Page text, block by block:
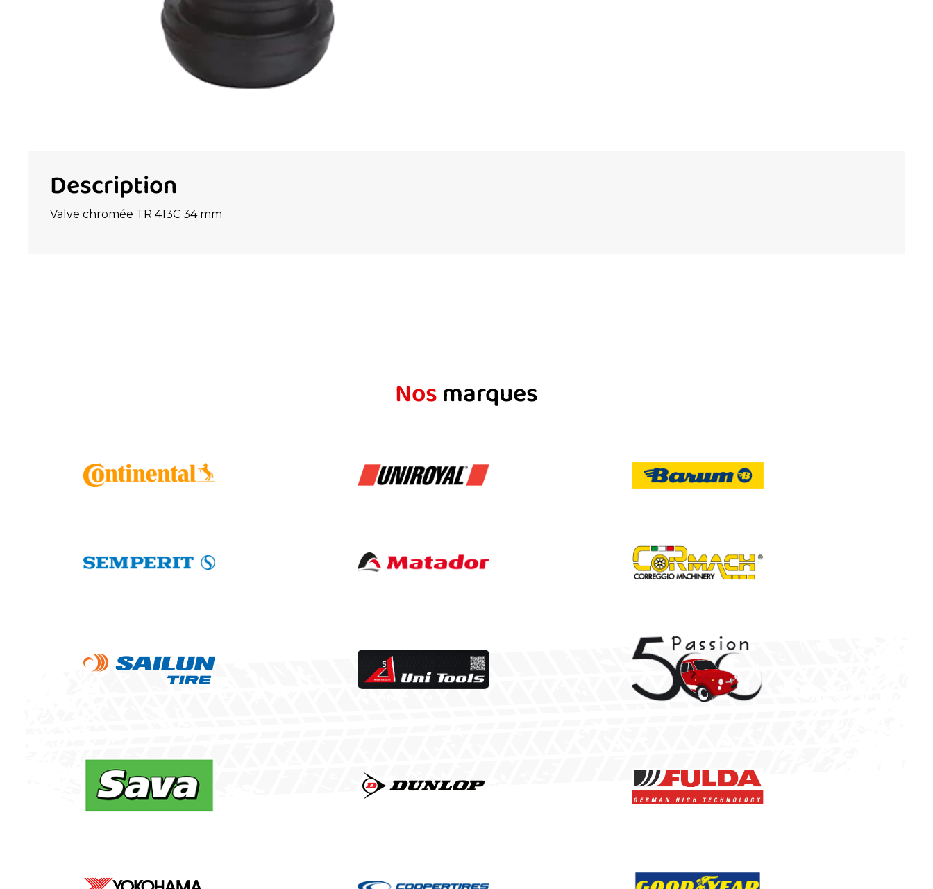
Description
Valve chromée TR 413C 34 mm
Nosmarques